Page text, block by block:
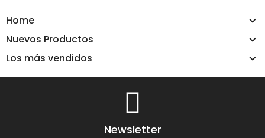
Home
Nuevos Productos
Los más vendidos
Newsletter